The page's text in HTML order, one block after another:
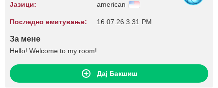
Јазици: american
Последно емитување: 16.07.26 3:31 PM
За мене
Hello! Welcome to my room!
Дај Бакшиш